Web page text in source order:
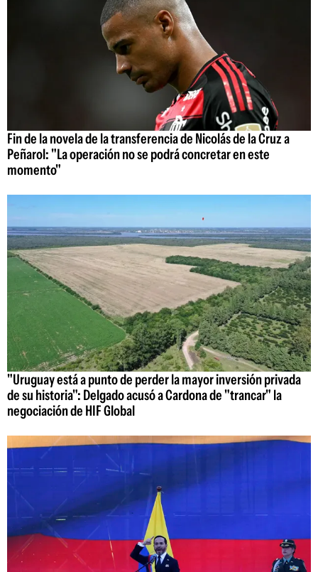
Fin de la novela de la transferencia de Nicolás de la Cruz a
Peñarol: "La operación no se podrá concretar en este
momento"
"Uruguay está a punto de perder la mayor inversión privada
de su historia": Delgado acusó a Cardona de "trancar" la
negociación de HIF Global